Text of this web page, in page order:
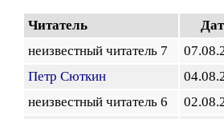
Читатель
неизвестный читатель 7
Петр Сюткин
неизвестный читатель 6